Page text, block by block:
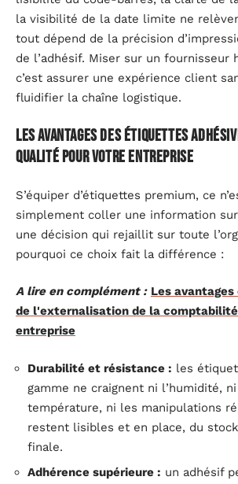
la visibilité de la date limite ne
tout dépend de la précision
de l’adhésif. Miser sur un fournisseur
c’est assurer une expérience client
fluidifier la chaîne logistique.
Les avantages des étiquettes
qualité pour votre entreprise
S’équiper d’étiquettes premium, ce
simplement coller une information sur
une décision qui rejaillit sur toute
pourquoi ce choix fait la différence :
A lire en complément : Les
de l'externalisation de la
entreprise
Durabilité et résistance : les
gamme ne craignent ni l’humidité,
température, ni les manipulations
restent lisibles et en place, du
finale.
Adhérence supérieure : un adhésif